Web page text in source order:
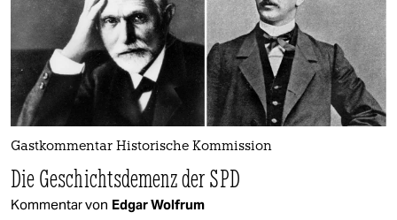
Gastkommentar Historische Kommission
Die Geschichtsdemenz der SPD
Kommentar von Edgar Wolfrum